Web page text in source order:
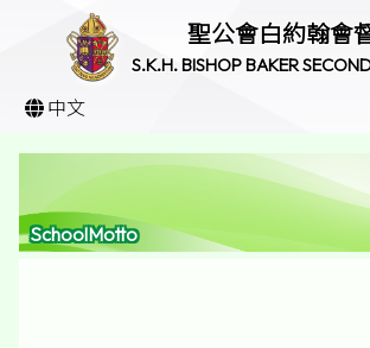
聖公會白約翰會
S.K.H. BISHOP BAKER
中文
SchoolMotto